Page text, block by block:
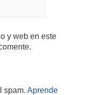
y web en este
spam. Aprende